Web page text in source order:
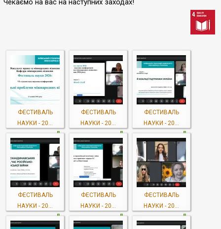
Чекаємо на вас на наступних заходах!
ФЕСТИВАЛЬ
НАУКИ - 20...
ФЕСТИВАЛЬ
НАУКИ - 20...
ФЕСТИВАЛЬ
НАУКИ - 20...
ФЕСТИВАЛЬ
НАУКИ - 20...
ФЕСТИВАЛЬ
НАУКИ - 20...
ФЕСТИВАЛЬ
НАУКИ - 20...